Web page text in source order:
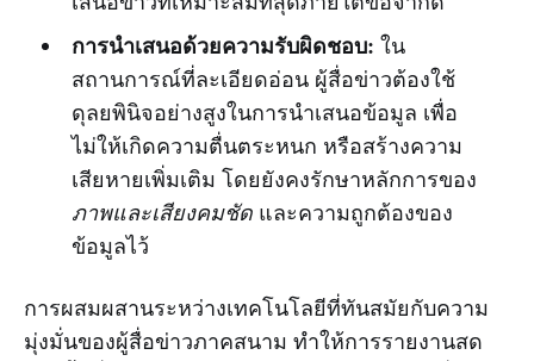
การนำเสนอด้วยความรับผิดชอบ: ใน
สถานการณ์ที่ละเอียดอ่อน ผู้สื่อข่าวต้องใช้
ดุลยพินิจอย่างสูงในการนำเสนอข้อมูล เพื่อ
ไม่ให้เกิดความตื่นตระหนก หรือสร้างความ
เสียหายเพิ่มเติม โดยยังคงรักษาหลักการของ
ภาพและเสียงคมชัดและความถูกต้องของ
ข้อมูลไว้
การผสมผสานระหว่างเทคโนโลยีที่ทันสมัยกับความ
มุ่งมั่นของผู้สื่อข่าวภาคสนาม ทำให้การรายงานสด